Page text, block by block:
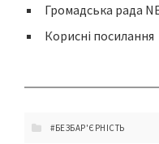
Громадська рада
Корисні посилання
#БЕЗБАР'ЄРНІСТЬ